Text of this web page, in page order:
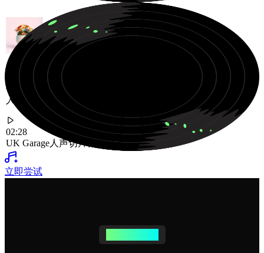
律动感十足的英国车库曲目，由有节奏的节拍和充满活力的
人声切片驱动
02:28
UK Garage人声切片 律动感
立即尝试